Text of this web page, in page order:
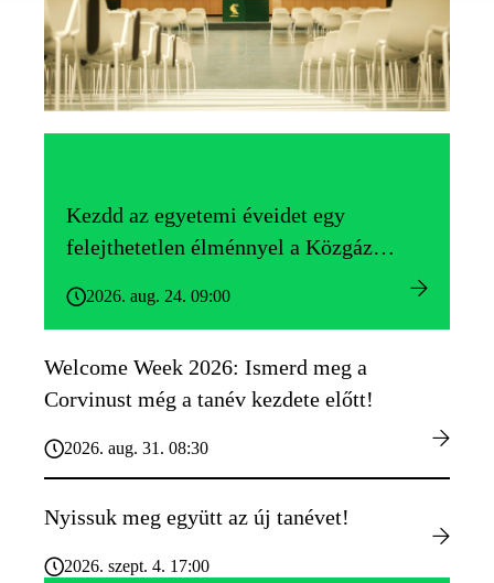
Kezdd az egyetemi éveidet egy
felejthetetlen élménnyel a Közgáz
2026. aug. 24. 09:00
Welcome Week 2026: Ismerd meg a
Corvinust még a tanév kezdete előtt!
2026. aug. 31. 08:30
Nyissuk meg együtt az új tanévet!
2026. szept. 4. 17:00